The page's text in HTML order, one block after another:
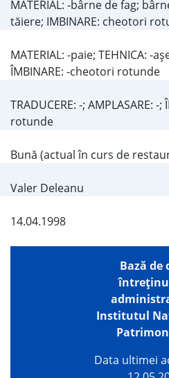
MATERIAL: -bârne de fag;
tăiere; IMBINARE: cheotori
MATERIAL: -paie; TEHNICA: -
ÎMBINARE: -cheotori rotunde
TRADUCERE: -; AMPLASARE:
rotunde
Bună (actual în curs de
Valer Deleanu
14.04.1998
Bază de
Institutul
Data ultimei